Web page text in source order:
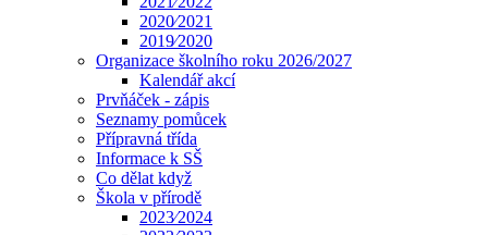
2020⁄2021
2019⁄2020
Organizace školního roku 2026/2027
Kalendář akcí
Prvňáček - zápis
Seznamy pomůcek
Přípravná třída
Informace k SŠ
Co dělat když
Škola v přírodě
2023⁄2024